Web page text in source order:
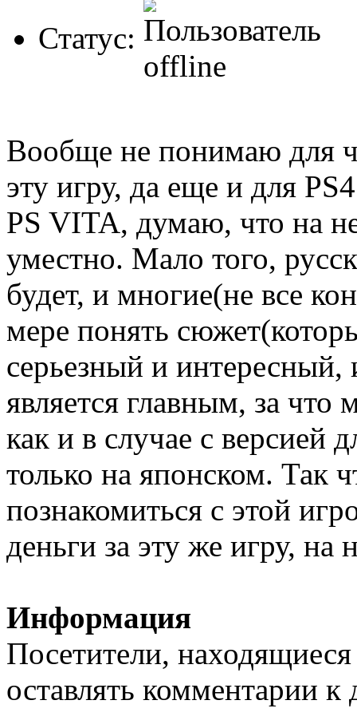
Статус:
Вообще не понимаю для
эту игру, да еще и для
PS VITA, думаю, что на
уместно. Мало того,
будет, и многие(не все
мере понять
серьезный и
является главным, за
как и в случае с версией
только на японском. Так
познакомиться с этой
деньги за эту же игру,
Информация
Посетители,
оставлять комментарии